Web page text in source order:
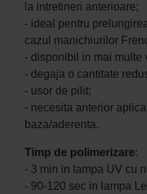
la intretineri anterioare;
- ideal pentru
cazul manichiurilor
- disponibil in mai multe
- degaja o cantitate
- usor de pilit;
- necesita anterior
baza/aderenta.
Timp de polimerizare:
- 3 min in lampa UV cu
- 90-120 sec in lampa